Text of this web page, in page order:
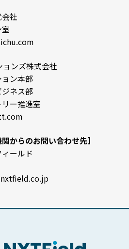
社
ンズ株式会社
ン本部
ネス部
ー推進室
からのお問い合わせ先】
ールド